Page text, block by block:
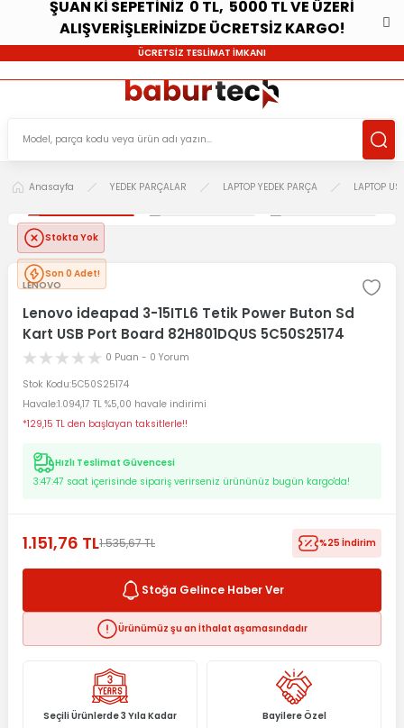
ŞUAN Kİ SEPETİNİZ 0 TL, 5000 TL VE ÜZERİ
ALIŞVERİŞLERİNİZDE ÜCRETSİZ KARGO!
ÜCRETSİZ TESLİMAT İMKANI
Anasayfa YEDEK PARÇALAR LAPTOP YEDEK PARÇA LAPTOP
Stokta Yok
Son 0 Adet!
LENOVO
Lenovo ideapad 3-15ITL6 Tetik Power Buton Sd
Kart USB Port Board 82H801DQUS 5C50S25174
0 Puan - 0 Yorum
Stok Kodu 5C50S25174
Havale1.094,17 TL %5,00 havale indirimi
*129,15 TL den başlayan taksitlerle!!
Hızlı Teslimat Güvencesi
3:47:47 saat içerisinde sipariş verirseniz ürününüz bugün kargo'da!
1.151,76 TL1.535,67 TL %25 İndirim
Stoğa Gelince Haber Ver
Ürünümüz şu an İthalat aşamasındadır
Seçili Ürünlerde 3 Yıla Kadar
Bayilere Özel